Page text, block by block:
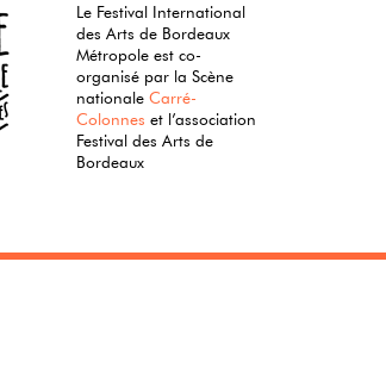
Le Festival International
des Arts de Bordeaux
Métropole est co-
organisé par la Scène
nationaleCarré-
Colonnes et l’association
Festival des Arts de
Bordeaux